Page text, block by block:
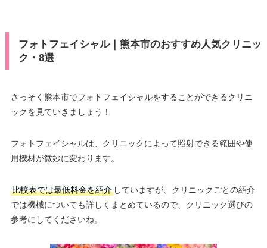
フォトフェイシャル｜熊本市のおすすめ人気クリニッ
ク・8選
さっそく熊本市でフォトフェイシャルをすることができるクリニ
ックを見ていきましょう！
フォトフェイシャルは、クリニックによって照射できる範囲や使
用機材が微妙に変わります。
比較表では最低料金を紹介していますが、クリニックごとの紹介
では機械についても詳しくまとめているので、クリニック選びの
参考にしてくださいね。